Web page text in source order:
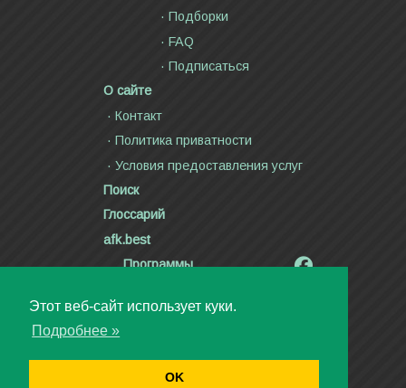
Этот веб-сайт использует куки.
Подробнее »
OK
Подборки
FAQ
Подписаться
О сайте
Контакт
Политика приватности
Условия предоставления услуг
Поиск
Глоссарий
afk.best
Программы
Стихи и тексты песен
Видео